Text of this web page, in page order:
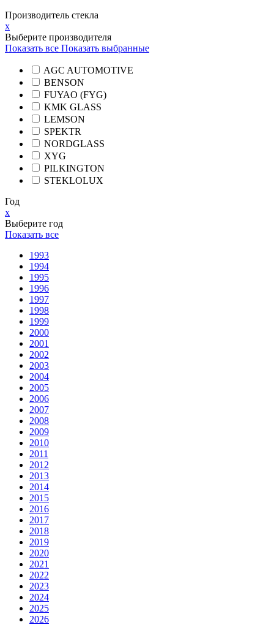
Производитель стекла
x
Выберите производителя
Показать все Показать выбранные
AGC AUTOMOTIVE
BENSON
FUYAO (FYG)
KMK GLASS
LEMSON
SPEKTR
NORDGLASS
XYG
PILKINGTON
STEKLOLUX
Год
x
Выберите год
Показать все
1993
1994
1995
1996
1997
1998
1999
2000
2001
2002
2003
2004
2005
2006
2007
2008
2009
2010
2011
2012
2013
2014
2015
2016
2017
2018
2019
2020
2021
2022
2023
2024
2025
2026